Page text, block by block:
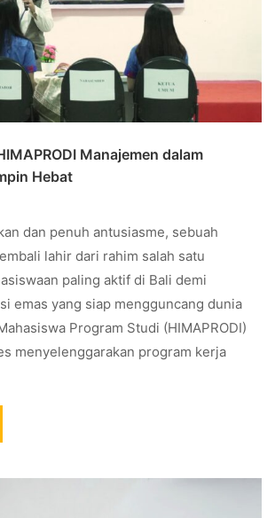
Manajemen dalam
Hebat
dan penuh antusiasme, sebuah
lahir dari rahim salah satu
paling aktif di Bali demi
emas yang siap mengguncang dunia
Program Studi (HIMAPRODI)
menyelenggarakan program kerja